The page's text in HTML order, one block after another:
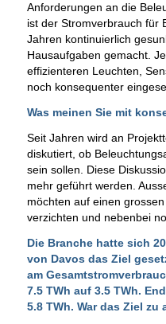
Anforderungen an die
ist der Stromverbrauch für
Jahren kontinuierlich
Hausaufgaben gemacht.
effizienteren Leuchten,
noch konsequenter
Was meinen Sie mit
Seit Jahren wird an
diskutiert, ob
sein sollen. Diese
mehr geführt werden.
möchten auf einen
verzichten und nebenbei
Die Branche hatte sich
von Davos das Ziel
am
7.5 TWh auf 3.5 TWh.
5.8 TWh. War das Ziel zu